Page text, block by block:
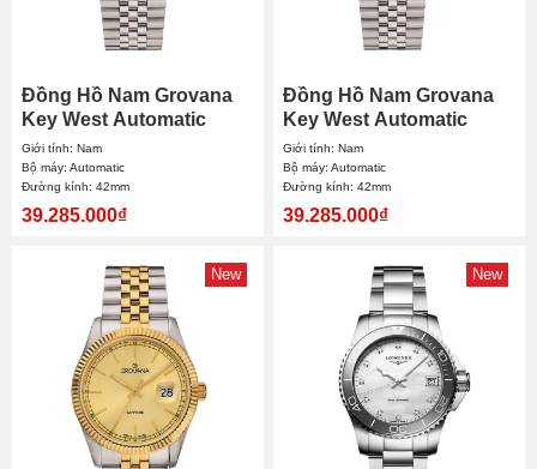
Đồng Hồ Nam Grovana
Key West Automatic
1571.2229 42mm
Giới tính: Nam
Bộ máy: Automatic
Đường kính: 42mm
39.285.000₫
Đồng Hồ Nam Grovana
Key West Automatic
1571.2228 42mm
Giới tính: Nam
Bộ máy: Automatic
Đường kính: 42mm
39.285.000₫
New New